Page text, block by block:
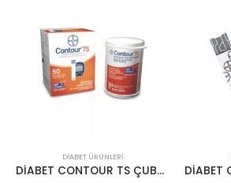
DIABET ÜRÜNLERI
DİABET CONTOUR TS ÇUBUK 50’LİK